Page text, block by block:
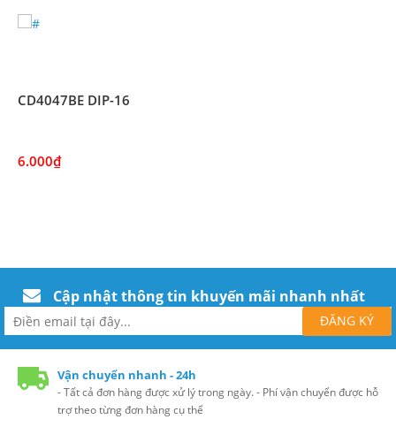
CD4047BE DIP-16
6.000₫
Cập nhật thông tin khuyến mãi nhanh nhất
Vận chuyển nhanh - 24h
- Tất cả đơn hàng được xử lý trong ngày. - Phí vận chuyển được hỗ
trợ theo từng đơn hàng cụ thể